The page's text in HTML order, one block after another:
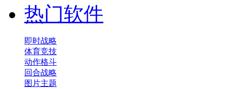
热门软件
即时战略
体育竞技
动作格斗
回合战略
图片主题